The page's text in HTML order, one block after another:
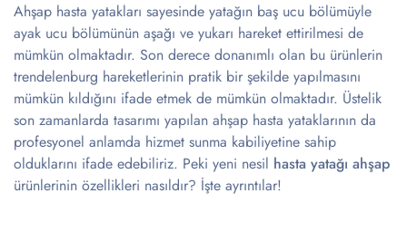
Ahşap hasta yatakları sayesinde yatağın baş ucu bölümüyle
ayak ucu bölümünün aşağı ve yukarı hareket ettirilmesi de
mümkün olmaktadır. Son derece donanımlı olan bu ürünlerin
trendelenburg hareketlerinin pratik bir şekilde yapılmasını
mümkün kıldığını ifade etmek de mümkün olmaktadır. Üstelik
son zamanlarda tasarımı yapılan ahşap hasta yataklarının da
profesyonel anlamda hizmet sunma kabiliyetine sahip
olduklarını ifade edebiliriz. Peki yeni nesil hasta yatağı ahşap
ürünlerinin özellikleri nasıldır? İşte ayrıntılar!